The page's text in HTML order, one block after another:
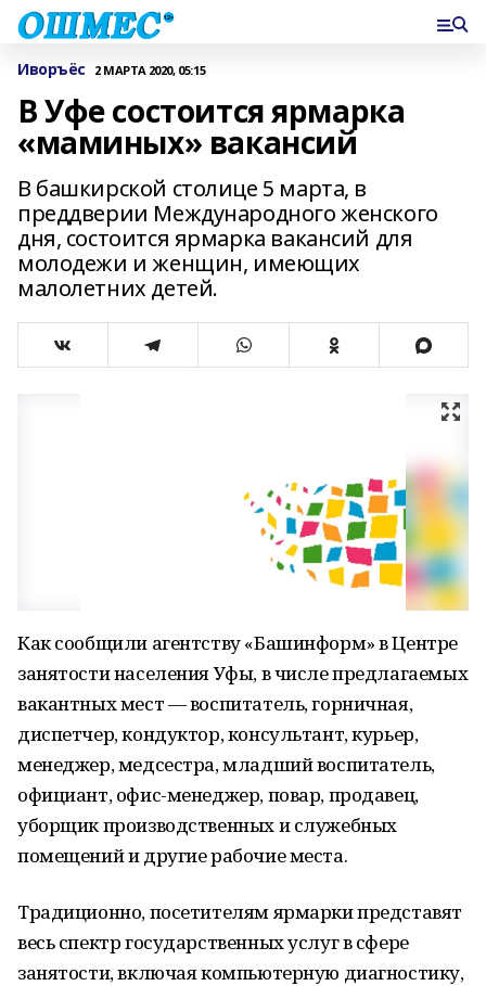
Иворъёс 2 МАРТА 2020, 05:15
В Уфе состоится ярмарка
«маминых» вакансий
В башкирской столице 5 марта, в
преддверии Международного женского
дня, состоится ярмарка вакансий для
молодежи и женщин, имеющих
малолетних детей.
Как сообщили агентству «Башинформ» в Центре
занятости населения Уфы, в числе предлагаемых
вакантных мест — воспитатель, горничная,
диспетчер, кондуктор, консультант, курьер,
менеджер, медсестра, младший воспитатель,
официант, офис-менеджер, повар, продавец,
уборщик производственных и служебных
помещений и другие рабочие места.
Традиционно, посетителям ярмарки представят
весь спектр государственных услуг в сфере
занятости, включая компьютерную диагностику,